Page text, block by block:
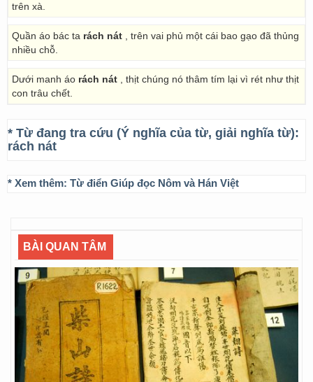
trên xà.
Quần áo bác ta rách nát , trên vai phủ một cái bao gạo đã thủng
nhiều chỗ.
Dưới manh áo rách nát , thịt chúng nó thâm tím lại vì rét như thịt
con trâu chết.
* Từ đang tra cứu (Ý nghĩa của từ, giải nghĩa từ):
rách nát
* Xem thêm: Từ điển Giúp đọc Nôm và Hán Việt
BÀI QUAN TÂM